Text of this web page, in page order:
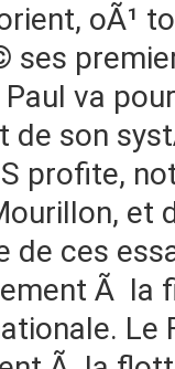
va
son
profite,
de ces
Ã la
Le